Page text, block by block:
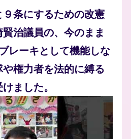
条にするための改憲
治議員の、今のまま
レーキとして機能しな
権力者を法的に縛る
ました。